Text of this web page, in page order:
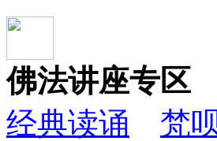
佛法讲座专区
经典读诵
梵